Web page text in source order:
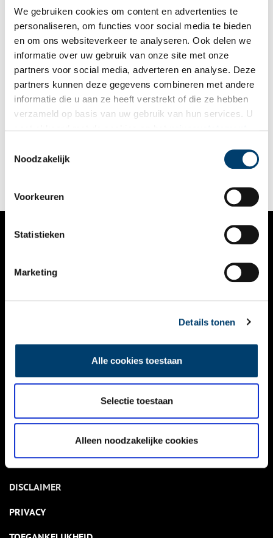
We gebruiken cookies om content en advertenties te
personaliseren, om functies voor social media te bieden
en om ons websiteverkeer te analyseren. Ook delen we
informatie over uw gebruik van onze site met onze
partners voor social media, adverteren en analyse. Deze
partners kunnen deze gegevens combineren met andere
informatie die u aan ze heeft verstrekt of die ze hebben
verzameld op basis van uw gebruik van hun services. U
Noodzakelijk
Voorkeuren
Statistieken
Marketing
Details tonen
Alle cookies toestaan
Selectie toestaan
Alleen noodzakelijke cookies
Tuinarchitect Dirk Tersteeg verafschuwde ‘imitatie-natuur’
Dirk Frederik Tersteeg (1876-1942) maakte een eeuw geleden
naam als een pionier van wat men toen de Nieuwe
parken in Bussum en Amstelveen die Tersteeg heeft
ontworpen. En geniet van de mooie zichtlijnen.
NIEUWS
KALENDER
ACTIVITEITEN
NIEUWSBRIEF
DISCLAIMER
PRIVACY